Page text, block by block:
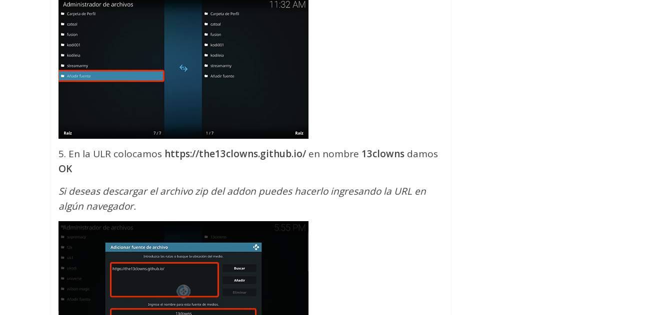
5. En la ULR colocamos https://the13clowns.github.io/ en nombre 13clowns damos
OK
Si deseas descargar el archivo zip del addon puedes hacerlo ingresando la URL en
algún navegador.